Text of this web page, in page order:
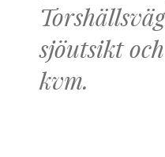
sjöutsikt
kvm.